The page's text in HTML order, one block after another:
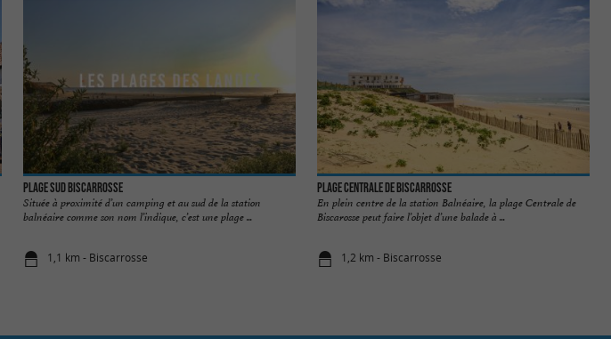
Plage Sud Biscarrosse
Située à proximité d’un camping et au sud de la station
balnéaire comme son nom l’indique, c’est une plage ...
1,1 km - Biscarrosse
Plage Centrale de Biscarrosse
En plein centre de la station Balnéaire, la plage Centrale de
Biscarosse peut faire l’objet d’une balade à ...
1,2 km - Biscarrosse